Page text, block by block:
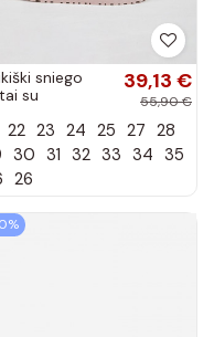
sniego
su
Gracina
39,13 €
55,90 €
22 23 24 25 27 28
30 31 32 33 34 35
26